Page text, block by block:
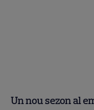
Un nou sezon al